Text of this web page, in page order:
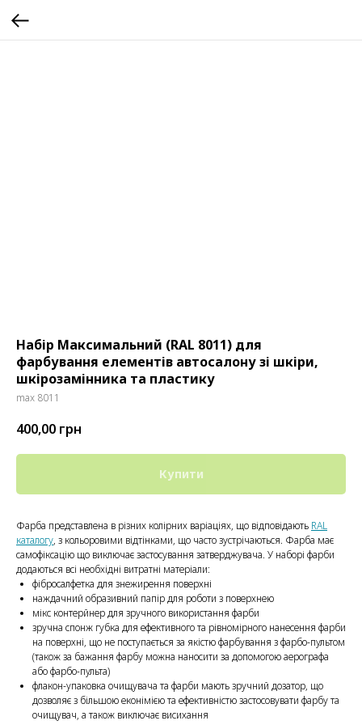
Набір Максимальний (RAL 8011) для
фарбування елементів автосалону зі шкіри,
шкірозамінника та пластику
max 8011
400,00 грн
Купити
Фарба представлена ​​в різних колірних варіаціях, що відповідають RAL
каталогу, з кольоровими відтінками, що часто зустрічаються. Фарба має
самофіксацію що виключає застосування затверджувача. У наборі фарби
додаються всі необхідні витратні матеріали:
фібросалфетка для знежирення поверхні
наждачний образивний папір для роботи з поверхнею
мікс контерйнер для зручного використання фарби
зручна спонж губка для ефективного та рівномірного нанесення фарби
на поверхні, що не поступається за якістю фарбування з фарбо-пультом
(також за бажання фарбу можна наносити за допомогою аерографа
або фарбо-пульта)
флакон-упаковка очищувача та фарби мають зручний дозатор, що
дозволяє з більшою еконімією та ефективністю застосовувати фарбу та
очищувач, а також виключає висихання